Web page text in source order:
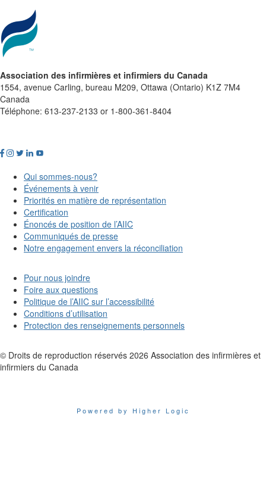
Association des infirmières et infirmiers du Canada
1554, avenue Carling, bureau M209, Ottawa (Ontario) K1Z 7M4
Canada
Téléphone: 613-237-2133 or 1-800-361-8404
Qui sommes-nous?
Événements à venir
Priorités en matière de représentation
Certification
Énoncés de position de l’AIIC
Communiqués de presse
Notre engagement envers la réconciliation
Pour nous joindre
Foire aux questions
Politique de l’AIIC sur l’accessibilité
Conditions d’utilisation
Protection des renseignements personnels
© Droits de reproduction réservés 2026 Association des infirmières et
infirmiers du Canada
Powered by Higher Logic